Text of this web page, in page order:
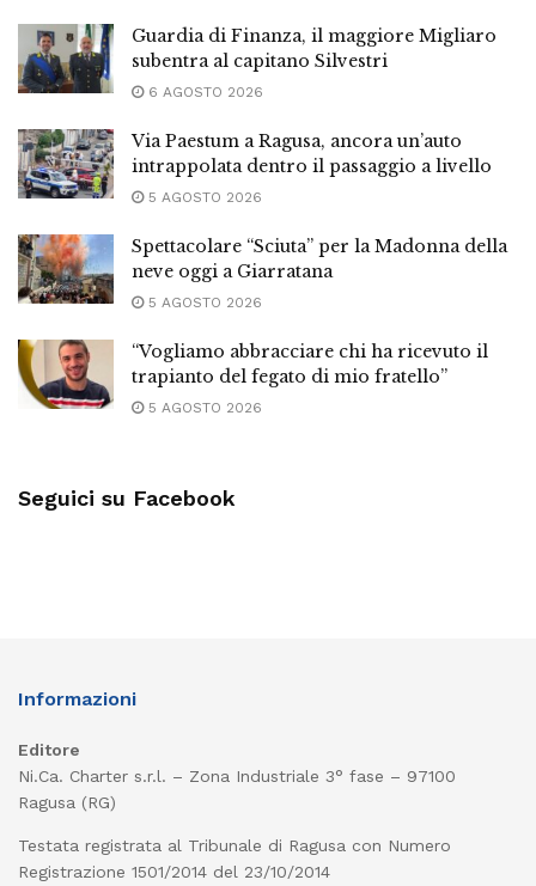
Guardia di Finanza, il maggiore Migliaro
subentra al capitano Silvestri
6 AGOSTO 2026
Via Paestum a Ragusa, ancora un’auto
intrappolata dentro il passaggio a livello
5 AGOSTO 2026
Spettacolare “Sciuta” per la Madonna della
neve oggi a Giarratana
5 AGOSTO 2026
“Vogliamo abbracciare chi ha ricevuto il
trapianto del fegato di mio fratello”
5 AGOSTO 2026
Seguici su Facebook
Informazioni
Editore
Ni.Ca. Charter s.r.l. – Zona Industriale 3° fase – 97100
Ragusa (RG)
Testata registrata al Tribunale di Ragusa con Numero
Registrazione 1501/2014 del 23/10/2014